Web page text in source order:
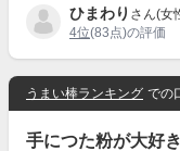
ひまわり さん(女
4位(83点)の評価
うまい棒ランキング での
手につた粉が大好き